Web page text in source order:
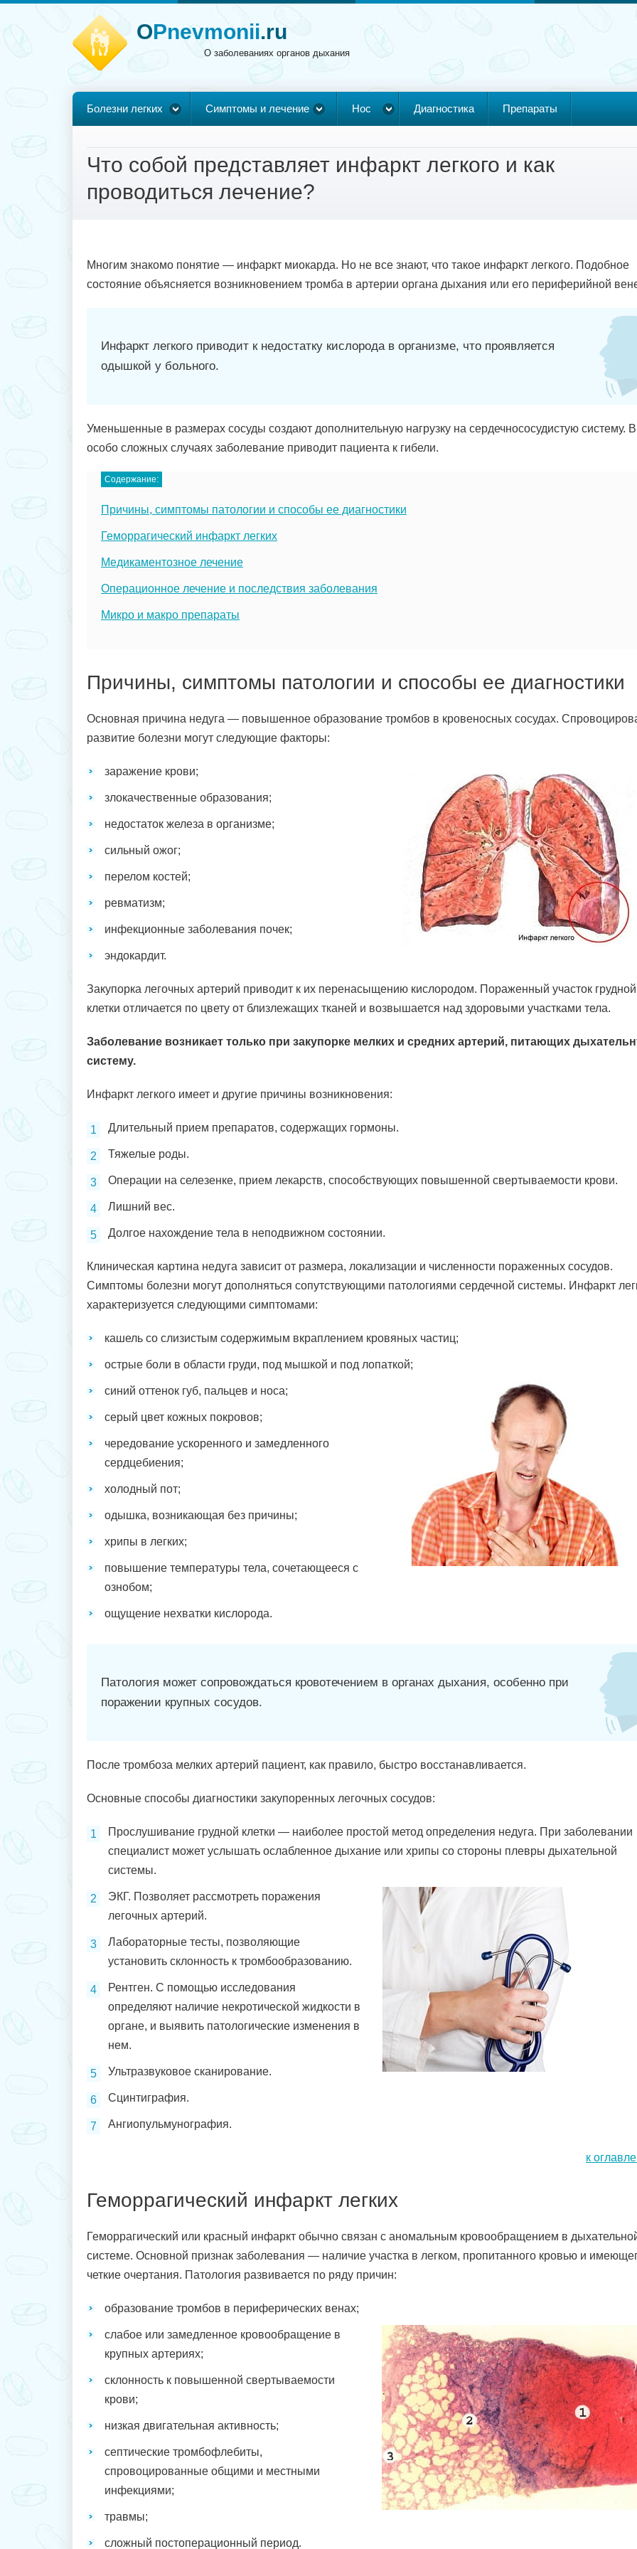
OPnevmonii.ru
О заболеваниях органов дыхания
Болезни легких Симптомы и лечение Нос Диагностика Препараты
Что собой представляет инфаркт легкого и как
проводиться лечение?
Многим знакомо понятие — инфаркт миокарда. Но не все знают, что такое инфаркт легкого. Подобное
состояние объясняется возникновением тромба в артерии органа дыхания или его периферийной
Инфаркт легкого приводит к недостатку кислорода в организме, что проявляется
одышкой у больного.
Уменьшенные в размерах сосуды создают дополнительную нагрузку на сердечнососудистую систему. В
особо сложных случаях заболевание приводит пациента к гибели.
Содержание:
Причины, симптомы патологии и способы ее диагностики
Геморрагический инфаркт легких
Медикаментозное лечение
Операционное лечение и последствия заболевания
Микро и макро препараты
Причины, симптомы патологии и способы ее диагностики
Основная причина недуга — повышенное образование тромбов в кровеносных сосудах.
развитие болезни могут следующие факторы:
заражение крови;
злокачественные образования;
недостаток железа в организме;
сильный ожог;
перелом костей;
ревматизм;
инфекционные заболевания почек;
эндокардит.
Закупорка легочных артерий приводит к их перенасыщению кислородом. Пораженный участок грудной
клетки отличается по цвету от близлежащих тканей и возвышается над здоровыми участками тела.
Заболевание возникает только при закупорке мелких и средних артерий, питающих
систему.
Инфаркт легкого имеет и другие причины возникновения:
Длительный прием препаратов, содержащих гормоны.
Тяжелые роды.
Операции на селезенке, прием лекарств, способствующих повышенной свертываемости крови.
Лишний вес.
Долгое нахождение тела в неподвижном состоянии.
Клиническая картина недуга зависит от размера, локализации и численности пораженных сосудов.
Симптомы болезни могут дополняться сопутствующими патологиями сердечной системы. Инфаркт
характеризуется следующими симптомами:
кашель со слизистым содержимым вкраплением кровяных частиц;
острые боли в области груди, под мышкой и под лопаткой;
синий оттенок губ, пальцев и носа;
серый цвет кожных покровов;
чередование ускоренного и замедленного
сердцебиения;
холодный пот;
одышка, возникающая без причины;
хрипы в легких;
повышение температуры тела, сочетающееся с
ознобом;
ощущение нехватки кислорода.
Патология может сопровождаться кровотечением в органах дыхания, особенно при
поражении крупных сосудов.
После тромбоза мелких артерий пациент, как правило, быстро восстанавливается.
Основные способы диагностики закупоренных легочных сосудов:
Прослушивание грудной клетки — наиболее простой метод определения недуга. При заболевании
специалист может услышать ослабленное дыхание или хрипы со стороны плевры дыхательной
системы.
ЭКГ. Позволяет рассмотреть поражения
легочных артерий.
Лабораторные тесты, позволяющие
установить склонность к тромбообразованию.
Рентген. С помощью исследования
определяют наличие некротической жидкости в
органе, и выявить патологические изменения в
нем.
Ультразвуковое сканирование.
Сцинтиграфия.
Ангиопульмунография.
к
Геморрагический инфаркт легких
Геморрагический или красный инфаркт обычно связан с аномальным кровообращением в
системе. Основной признак заболевания — наличие участка в легком, пропитанного кровью и
четкие очертания. Патология развивается по ряду причин:
образование тромбов в периферических венах;
слабое или замедленное кровообращение в
крупных артериях;
склонность к повышенной свертываемости
крови;
низкая двигательная активность;
септические тромбофлебиты,
спровоцированные общими и местными
инфекциями;
травмы;
сложный постоперационный период.